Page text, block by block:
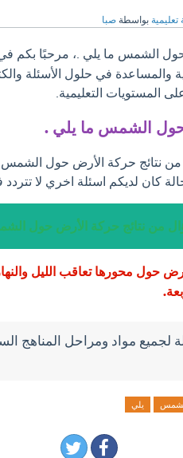
تعليمية بواسطة صبا
الشمس ما يلي .، مرحبًا بكم
والمساعدة في حلول الأسئلة
المستويات التعليمية.
حول الشمس ما يلي .
من نتائج حركة الأرض حول الشمس
كان لديكم اسئلة اخري لا
من نتائج حركة الأرض حول
حول محورها تعاقب الليل
لجميع مواد ومراحل المناهج
يلي